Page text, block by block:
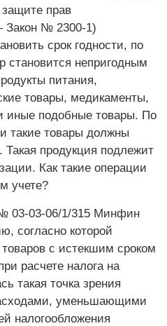
прав
Закон № 2300-1)
срок годности, по
становится непригодным
питания,
товары, медикаменты,
иные подобные товары. По
такие товары должны
продукция подлежит
Как такие операции
учете?
03-03-06/1/315 Минфин
согласно которой
с истекшим сроком
расчете налога на
такая точка зрения
уменьшающими
налогообложения